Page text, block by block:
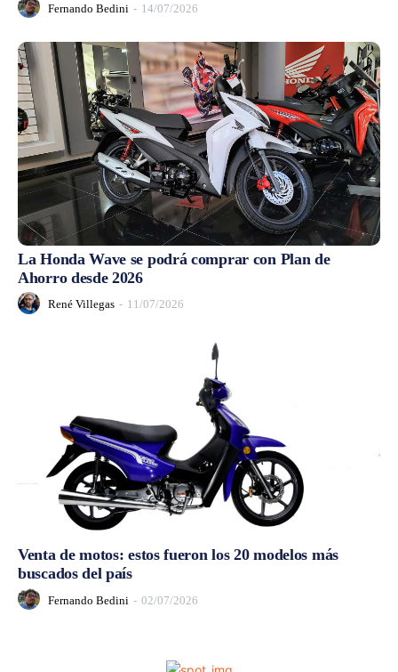
Fernando Bedini - 14/07/2026
La Honda Wave se podrá comprar con Plan de
Ahorro desde 2026
René Villegas - 11/07/2026
Venta de motos: estos fueron los 20 modelos más
buscados del país
Fernando Bedini - 02/07/2026